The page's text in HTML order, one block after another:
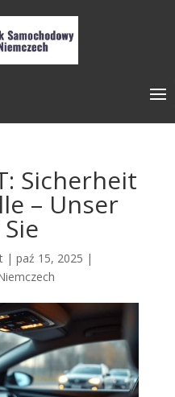
Sicherheit
– Unser
| paź 15, 2025 |